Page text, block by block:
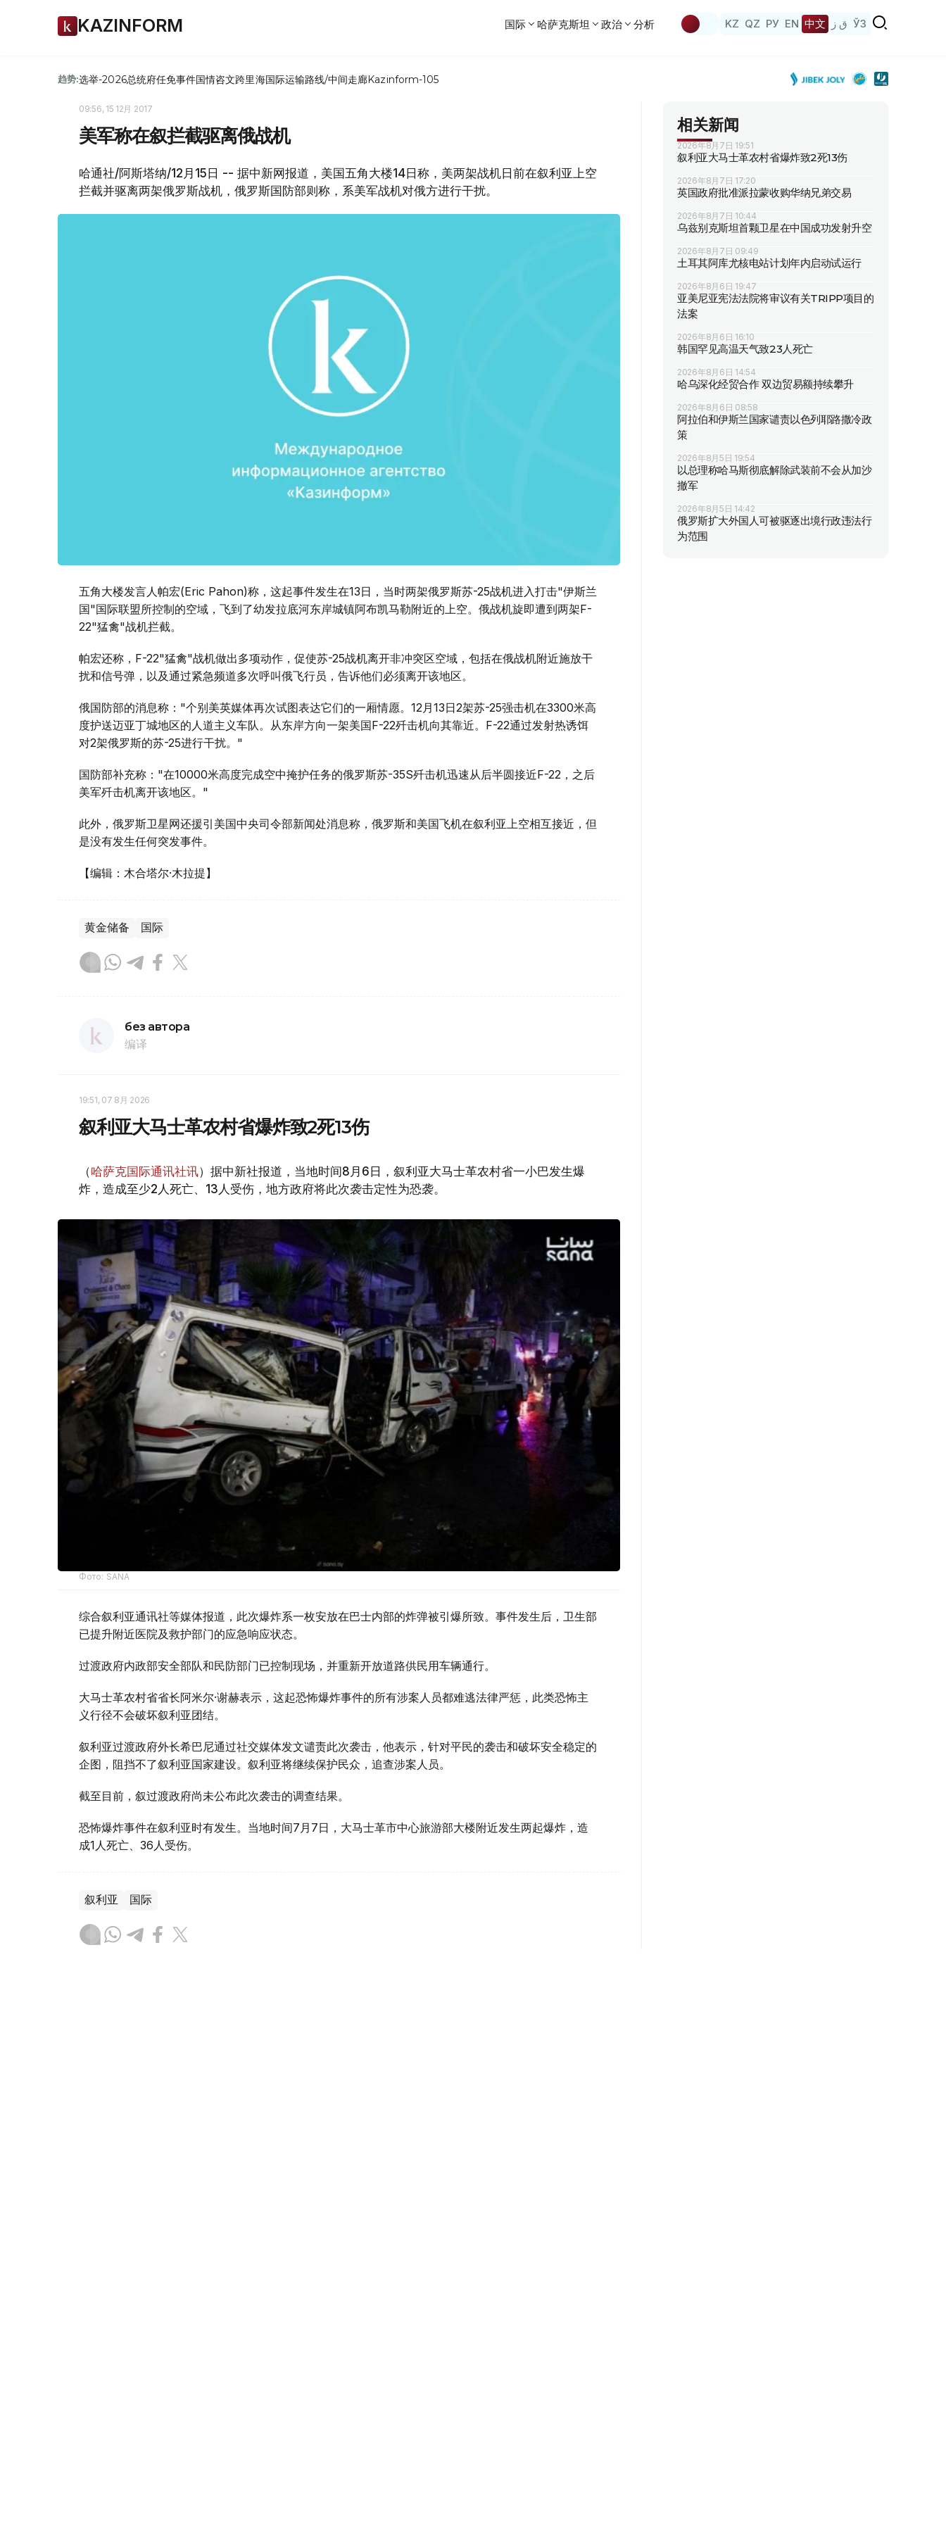
KAZINFORM 国际 哈萨克斯坦 政治 分析 KZ QZ РУ EN 中文 ق ز ЎЗ
趋势:选举-2026总统府任免事件国情咨文跨里海国际运输路线/中间走廊Kazinform-105
09:56, 15 12月 2017
美军称在叙拦截驱离俄战机
哈通社/阿斯塔纳/12月15日 -- 据中新网报道，美国五角大楼14日称，美两架战机日前在叙利亚上空
拦截并驱离两架俄罗斯战机，俄罗斯国防部则称，系美军战机对俄方进行干扰。
五角大楼发言人帕宏(Eric Pahon)称，这起事件发生在13日，当时两架俄罗斯苏-25战机进入打击"伊斯兰
国"国际联盟所控制的空域，飞到了幼发拉底河东岸城镇阿布凯马勒附近的上空。俄战机旋即遭到两架F-
22"猛禽"战机拦截。
帕宏还称，F-22"猛禽"战机做出多项动作，促使苏-25战机离开非冲突区空域，包括在俄战机附近施放干
扰和信号弹，以及通过紧急频道多次呼叫俄飞行员，告诉他们必须离开该地区。
俄国防部的消息称："个别美英媒体再次试图表达它们的一厢情愿。12月13日2架苏-25强击机在3300米高
度护送迈亚丁城地区的人道主义车队。从东岸方向一架美国F-22歼击机向其靠近。F-22通过发射热诱饵
对2架俄罗斯的苏-25进行干扰。"
国防部补充称："在10000米高度完成空中掩护任务的俄罗斯苏-35S歼击机迅速从后半圆接近F-22，之后
美军歼击机离开该地区。"
此外，俄罗斯卫星网还援引美国中央司令部新闻处消息称，俄罗斯和美国飞机在叙利亚上空相互接近，但
是没有发生任何突发事件。
【编辑：木合塔尔·木拉提】
黄金储备 国际
без автора
编译
19:51, 07 8月 2026
叙利亚大马士革农村省爆炸致2死13伤
（哈萨克国际通讯社讯）据中新社报道，当地时间8月6日，叙利亚大马士革农村省一小巴发生爆
炸，造成至少2人死亡、13人受伤，地方政府将此次袭击定性为恐袭。
Фото: SANA
综合叙利亚通讯社等媒体报道，此次爆炸系一枚安放在巴士内部的炸弹被引爆所致。事件发生后，卫生部
已提升附近医院及救护部门的应急响应状态。
过渡政府内政部安全部队和民防部门已控制现场，并重新开放道路供民用车辆通行。
大马士革农村省省长阿米尔·谢赫表示，这起恐怖爆炸事件的所有涉案人员都难逃法律严惩，此类恐怖主
义行径不会破坏叙利亚团结。
叙利亚过渡政府外长希巴尼通过社交媒体发文谴责此次袭击，他表示，针对平民的袭击和破坏安全稳定的
企图，阻挡不了叙利亚国家建设。叙利亚将继续保护民众，追查涉案人员。
截至目前，叙过渡政府尚未公布此次袭击的调查结果。
恐怖爆炸事件在叙利亚时有发生。当地时间7月7日，大马士革市中心旅游部大楼附近发生两起爆炸，造
成1人死亡、36人受伤。
叙利亚 国际
相关新闻
2026年8月7日 19:51
叙利亚大马士革农村省爆炸致2死13伤
2026年8月7日 17:20
英国政府批准派拉蒙收购华纳兄弟交易
2026年8月7日 10:44
乌兹别克斯坦首颗卫星在中国成功发射升空
2026年8月7日 09:49
土耳其阿库尤核电站计划年内启动试运行
2026年8月6日 19:47
亚美尼亚宪法法院将审议有关TRIPP项目的
法案
2026年8月6日 16:10
韩国罕见高温天气致23人死亡
2026年8月6日 14:54
哈乌深化经贸合作 双边贸易额持续攀升
2026年8月6日 08:58
阿拉伯和伊斯兰国家谴责以色列耶路撒冷政
策
2026年8月5日 19:54
以总理称哈马斯彻底解除武装前不会从加沙
撤军
2026年8月5日 14:42
俄罗斯扩大外国人可被驱逐出境行政违法行
为范围